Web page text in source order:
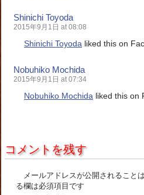
Shinichi Toyoda
2015年9月1日 at 08:08
Shinichi Toyoda liked this on
Nobuhiko Mochida
2015年9月1日 at 07:34
Nobuhiko Mochida liked this on
コメントを残す
メールアドレスが公開されること
る欄は必須項目です